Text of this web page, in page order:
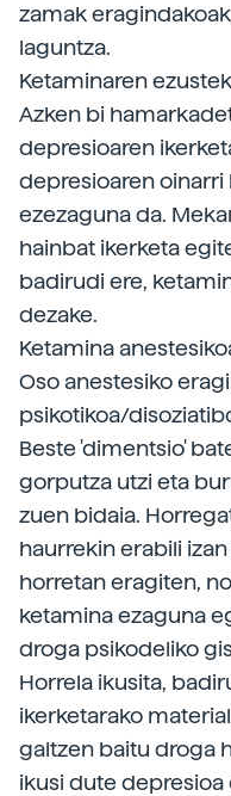
zamak
laguntza.
Ketaminaren
Azken bi
depresioaren
depresioaren
ezezaguna da.
hainbat ikerketa
badirudi ere,
dezake.
Ketamina
Oso anestesiko
psikotikoa/
Beste 'dimentsio'
gorputza utzi eta
zuen bidaia.
haurrekin erabili
horretan eragiten,
ketamina ezaguna
droga psikodeliko
Horrela ikusita,
ikerketarako
galtzen baitu droga
ikusi dute